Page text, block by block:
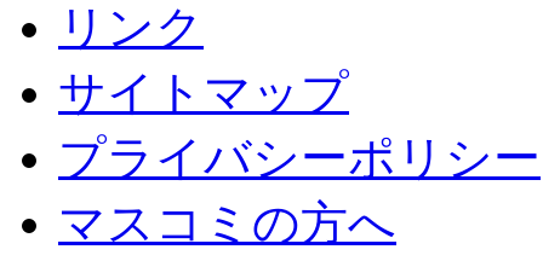
リンク
サイトマップ
プライバシーポリシー
マスコミの方へ